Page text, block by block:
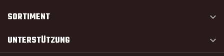
SORTIMENT 
UNTERSTÜTZUNG 